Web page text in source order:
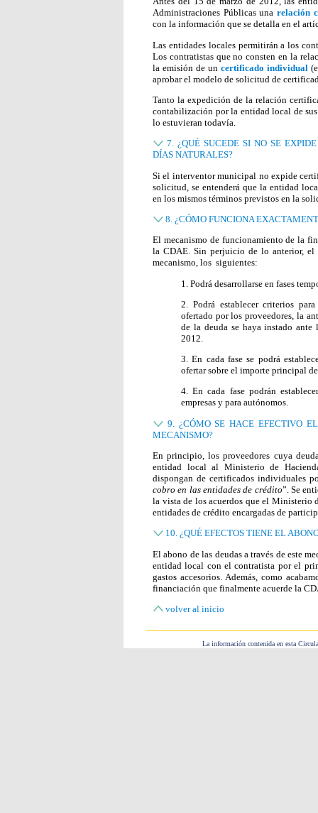
Administraciones Públicas unarelación
con la información que se detalla en el
Las entidades locales permitirán a los
Los contratistas que no consten en la
la emisión de uncertificado individual
aprobar el modelo de solicitud de
Tanto la expedición de la relación
contabilización por la entidad local de
lo estuvieran todavía.
7. ¿QUÉ SUCEDE SI NO SE
DÍAS NATURALES?
Si el interventor municipal no expide
solicitud, se entenderá que la entidad
en los mismos términos previstos en la
8. ¿CÓMO FUNCIONA
El mecanismo de funcionamiento de la
la CDAE. Sin perjuicio de lo anterior, el
mecanismo, los siguientes:
1. Podrá desarrollarse en fases
2. Podrá establecer criterios
ofertado por los proveedores, la
de la deuda se haya instado
2012.
3. En cada fase se podrá
ofertar sobre el importe principal
4. En cada fase podrán
empresas y para autónomos.
9. ¿CÓMO SE HACE EFECTIVO
MECANISMO?
En principio, los proveedores cuya
entidad local al Ministerio de
dispongan de certificados individuales
cobro en las entidades de crédito”. Se
la vista de los acuerdos que el Ministerio
entidades de crédito encargadas de
10. ¿QUÉ EFECTOS TIENE EL
El abono de las deudas a través de este
entidad local con el contratista por el
gastos accesorios. Además, como
financiación que finalmente acuerde la
volver al inicio
La información contenida en esta